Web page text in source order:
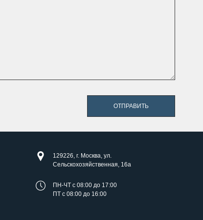
ОТПРАВИТЬ
129226, г. Москва, ул.
Сельскохозяйственная, 16а
ПН-ЧТ с 08:00 до 17:00
ПТ с 08:00 до 16:00